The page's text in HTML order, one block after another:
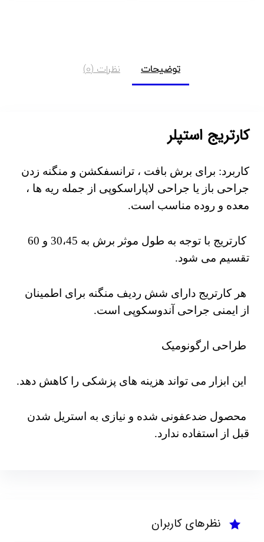
توضیحات نظرات (0)
کارتریج استپلر
کاربرد: برای برش بافت ، ترانسفکشن و منگنه زدن
جراحی باز یا جراحی لاپاراسکوپی از جمله ریه ها ،
معده و روده مناسب است.
کارتریج با توجه به طول موثر برش به 30،45 و 60
تقسیم می شود.
هر کارتریج دارای شش ردیف منگنه برای اطمینان
از ایمنی جراحی آندوسکوپی است.
طراحی ارگونومیک
این ابزار می تواند هزینه های پزشکی را کاهش دهد.
محصول ضدعفونی شده و نیازی به استریل شدن
قبل از استفاده ندارد.
نظرهای کاربران